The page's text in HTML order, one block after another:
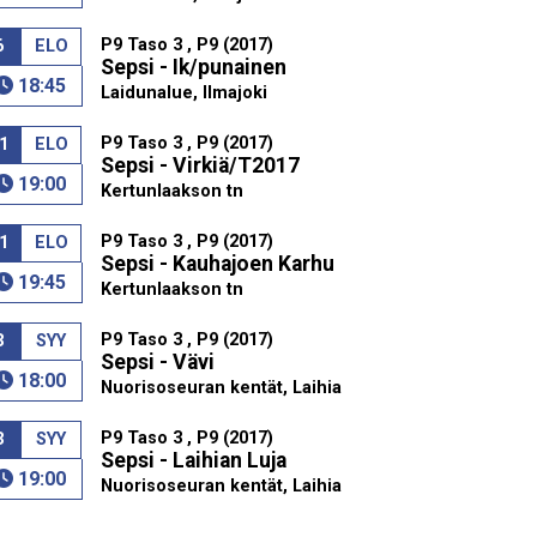
ELO
18:45
P9 Taso 3 , P9 (2017)
Sepsi - Ik/punainen
Laidunalue, Ilmajoki
ELO
19:00
P9 Taso 3 , P9 (2017)
Sepsi - Virkiä/T2017
Kertunlaakson tn
ELO
19:45
P9 Taso 3 , P9 (2017)
Sepsi - Kauhajoen Karhu
Kertunlaakson tn
SYY
18:00
P9 Taso 3 , P9 (2017)
Sepsi - Vävi
Nuorisoseuran kentät, Laihia
SYY
19:00
P9 Taso 3 , P9 (2017)
Sepsi - Laihian Luja
Nuorisoseuran kentät, Laihia